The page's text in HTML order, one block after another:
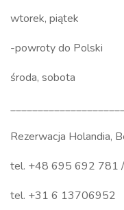
wtorek, piątek
-powroty do Polski
środa, sobota
Rezerwacja Holandia,
tel. +48 695 692 781
tel. +31 6 13706952